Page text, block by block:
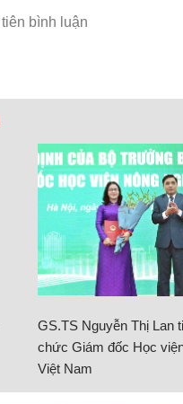
GS.TS Nguyễn Thị Lan
chức Giám đốc Học
Việt Nam